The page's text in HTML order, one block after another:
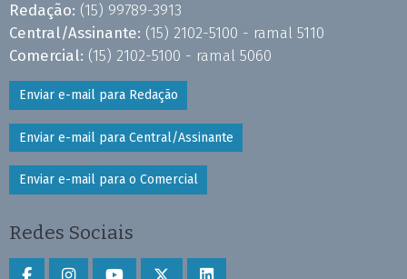
Redação: (15) 99789-3913
Central/Assinante: (15) 2102-5100 - ramal 5110
Comercial: (15) 2102-5100 - ramal 5060
Enviar e-mail para Redação
Enviar e-mail para Central/Assinante
Enviar e-mail para o Comercial
Redes Sociais